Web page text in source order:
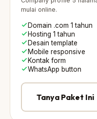
mulai online.
Domain .com 1 tahun
Hosting 1 tahun
Desain template
Mobile responsive
Kontak form
WhatsApp button
Tanya Paket Ini